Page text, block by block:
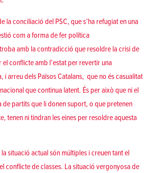
la conciliació del PSC, que s’ha refugiat en una
com a forma de fer política
amb la contradicció que resoldre la crisi de
el conflicte amb l’estat per revertir una
i arreu dels Països Catalans, que no és casualitat
que continua latent. És per això que ni el
de partits que li donen suport, o que pretenen
tenen ni tindran les eines per resoldre aquesta
situació actual són múltiples i creuen tant el
conflicte de classes. La situació vergonyosa de